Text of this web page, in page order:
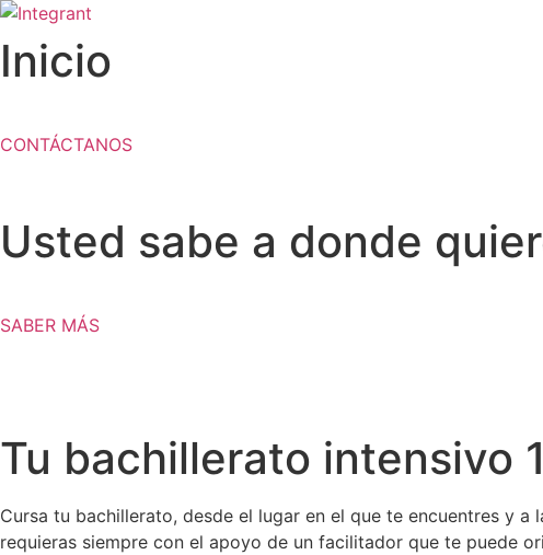
Ir
contenido
Inicio
CONTÁCTANOS
Usted sabe a donde
SABER MÁS
Tu bachillerato intensivo
Cursa tu bachillerato, desde el lugar en el que te encuentres y
requieras siempre con el apoyo de un facilitador que te puede